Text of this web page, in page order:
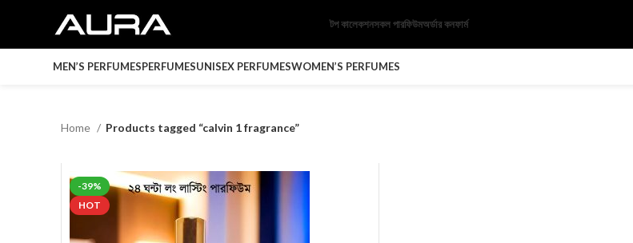
টপ কালেকশনসকল পারফিউমঅর্ডার কনফার্ম
MEN’S PERFUMESPERFUMESUNISEX PERFUMESWOMEN’S PERFUMES
Home Products tagged “calvin 1 fragrance”
-39%
HOT